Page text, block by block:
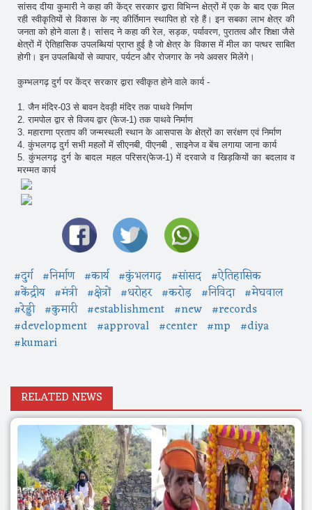
सांसद दीया कुमारी ने कहा की केंद्र सरकार द्वारा विभिन्न क्षेत्रों में एक के बाद एक मिल
रही स्वीकृतियों से विकास के नए कीर्तिमान स्थापित हो रहे हैं। इन सबका लाभ क्षेत्र की
जनता को होने वाला है। सांसद ने कहा की रेल, सड़क, पर्यावरण, पुरातत्व और शिक्षा जैसे
क्षेत्रों में ऐतिहासिक उपलब्धियां प्राप्त हुई है जो क्षेत्र के विकास में मील का पत्थर साबित
होगी। इन उपलब्धियों से व्यापार, पर्यटन और रोजगार के नये अवसर मिलेंगे।
कुम्भलगढ़ दुर्ग पर केंद्र सरकार द्वारा स्वीकृत होने वाले कार्य -
1. जैन मंदिर-03 से बावन देवड़ी मंदिर तक पाथवे निर्माण
2. रामपोल द्वार से विजय द्वार (फेज-1) तक पाथवे निर्माण
3. महाराणा प्रताप की जन्मस्थली स्थान के आसपास के क्षेत्रों का सरंक्षण एवं निर्माण
4. कुंभलगढ़ दुर्ग सभी महलों में सीएनबी, पीएनबी , साइनेज व बेंच लगाया जाना कार्य
5. कुंभलगढ़ दुर्ग के बादल महल परिसर(फेज-1) में दरवाजे व खिड़कियों का बदलाव व
मरम्मत कार्य
#दुर्ग #निर्माण #कार्य #कुंभलगढ़ #सांसद #ऐतिहासिक
#केंद्रीय #मंत्री #क्षेत्रों #धरोहर #करोड़ #निविदा #मेघवाल
#रेड्डी #कुमारी #establishment #new #records
#development #approval #center #mp #diya
#kumari
RELATED NEWS